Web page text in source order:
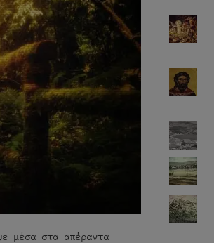
μέσα στα απέραντα